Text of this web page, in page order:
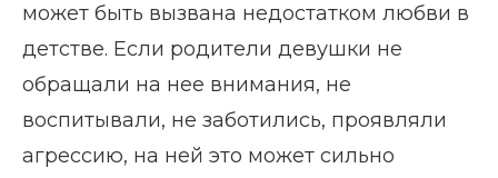
может быть вызвана недостатком любви в
детстве. Если родители девушки не
обращали на нее внимания, не
воспитывали, не заботились, проявляли
агрессию, на ней это может сильно